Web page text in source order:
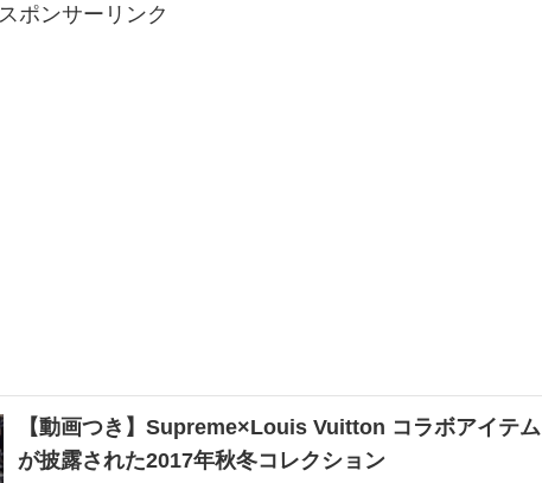
スポンサーリンク
【動画つき】Supreme×Louis Vuitton コラボアイテム
が披露された2017年秋冬コレクション